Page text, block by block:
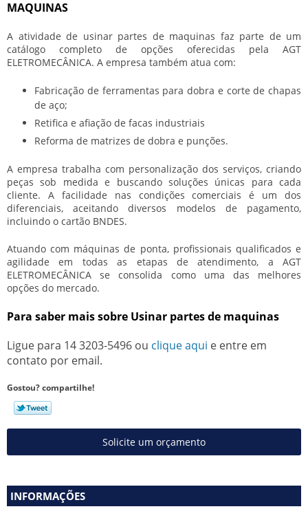
MAQUINAS
A atividade de usinar partes de maquinas faz parte de um
catálogo completo de opções oferecidas pela AGT
ELETROMECÂNICA. A empresa também atua com:
Fabricação de ferramentas para dobra e corte de chapas
de aço;
Retifica e afiação de facas industriais
Reforma de matrizes de dobra e punções.
A empresa trabalha com personalização dos serviços, criando
peças sob medida e buscando soluções únicas para cada
cliente. A facilidade nas condições comerciais é um dos
diferenciais, aceitando diversos modelos de pagamento,
incluindo o cartão BNDES.
Atuando com máquinas de ponta, profissionais qualificados e
agilidade em todas as etapas de atendimento, a AGT
ELETROMECÂNICA se consolida como uma das melhores
opções do mercado.
Para saber mais sobre Usinar partes de maquinas
Ligue para 14 3203-5496 ou clique aqui e entre em
contato por email.
Gostou? compartilhe!
Solicite um orçamento
INFORMAÇÕES